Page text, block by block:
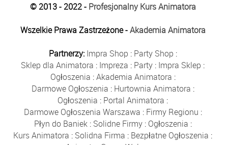
© 2013 - 2022 - Profesjonalny Kurs Animatora
Wszelkie Prawa Zastrzeżone -Akademia Animatora
Partnerzy: Impra Shop : Party Shop :
Sklep dla Animatora : Impreza : Party : Impra Sklep :
Ogłoszenia :Akademia Animatora :
Darmowe Ogłoszenia : Hurtownia Animatora :
Ogłoszenia : Portal Animatora :
Darmowe Ogłoszenia Warszawa : Firmy Regionu :
Płyn do Baniek: Solidne Firmy: Ogłoszenia :
Kurs Animatora : Solidna Firma : Bezpłatne Ogłoszenia :